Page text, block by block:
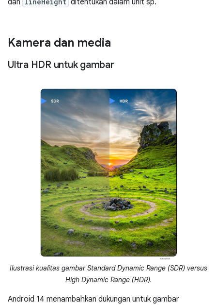
Kamera dan media
Ultra HDR untuk gambar
Ilustrasi kualitas gambar Standard Dynamic Range (SDR) versus
High Dynamic Range (HDR).
Android 14 menambahkan dukungan untuk gambar